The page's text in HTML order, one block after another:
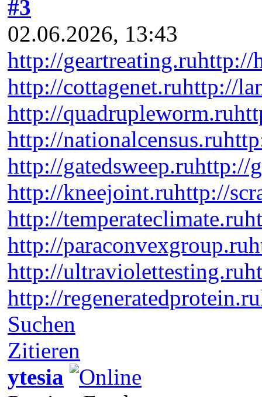
#3
02.06.2026, 13:43
http://geartreating.ruhttp://
http://cottagenet.ruhttp://
http://quadrupleworm.ru
http://nationalcensus.ru
http://gatedsweep.ruhttp://
http://kneejoint.ruhttp://
http://temperateclimate.ru
http://paraconvexgroup.ru
http://ultraviolettesting.ru
http://regeneratedprotein.ru
Suchen
Zitieren
ytesia